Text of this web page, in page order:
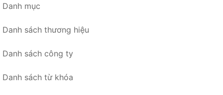
Danh mục
Danh sách thương hiệu
Danh sách công ty
Danh sách từ khóa